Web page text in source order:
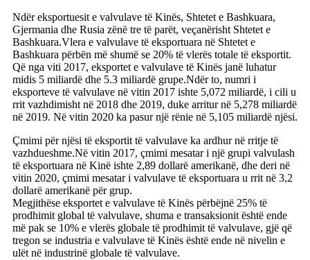
Ndër eksportuesit e valvulave të Kinës, Shtetet e Bashkuara,
Gjermania dhe Rusia zënë tre të parët, veçanërisht Shtetet e
Bashkuara.Vlera e valvulave të eksportuara në Shtetet e
Bashkuara përbën më shumë se 20% të vlerës totale të eksportit.
Që nga viti 2017, eksportet e valvulave të Kinës janë luhatur
midis 5 miliardë dhe 5.3 miliardë grupe.Ndër to, numri i
eksporteve të valvulave në vitin 2017 ishte 5,072 miliardë, i cili u
rrit vazhdimisht në 2018 dhe 2019, duke arritur në 5,278 miliardë
në 2019. Në vitin 2020 ka pasur një rënie në 5,105 miliardë njësi.
Çmimi për njësi të eksportit të valvulave ka ardhur në rritje të
vazhdueshme.Në vitin 2017, çmimi mesatar i një grupi valvulash
të eksportuara në Kinë ishte 2,89 dollarë amerikanë, dhe deri në
vitin 2020, çmimi mesatar i valvulave të eksportuara u rrit në 3,2
dollarë amerikanë për grup.
Megjithëse eksportet e valvulave të Kinës përbëjnë 25% të
prodhimit global të valvulave, shuma e transaksionit është ende
më pak se 10% e vlerës globale të prodhimit të valvulave, gjë që
tregon se industria e valvulave të Kinës është ende në nivelin e
ulët në industrinë globale të valvulave.